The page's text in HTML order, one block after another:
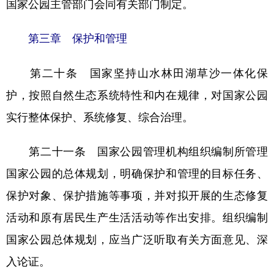
第三章 保护和管理
第二十条 国家坚持山水林田湖草沙一体化保
护，按照自然生态系统特性和内在规律，对国家公园
实行整体保护、系统修复、综合治理。
第二十一条 国家公园管理机构组织编制所管理
国家公园的总体规划，明确保护和管理的目标任务、
保护对象、保护措施等事项，并对拟开展的生态修复
活动和原有居民生产生活活动等作出安排。组织编制
国家公园总体规划，应当广泛听取有关方面意见、深
入论证。